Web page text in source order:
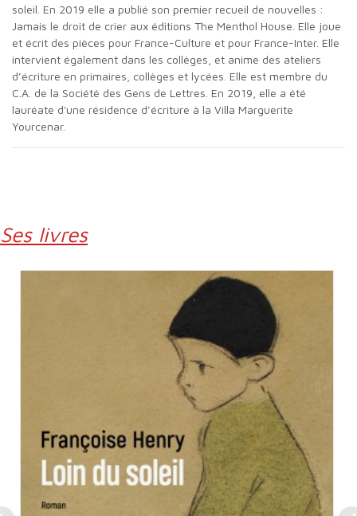
soleil. En 2019 elle a publié son premier recueil de nouvelles :
Jamais le droit de crier aux éditions The Menthol House. Elle joue
et écrit des pièces pour France-Culture et pour France-Inter. Elle
intervient également dans les collèges, et anime des ateliers
d’écriture en primaires, collèges et lycées. Elle est membre du
C.A. de la Société des Gens de Lettres. En 2019, elle a été
lauréate d'une résidence d’écriture à la Villa Marguerite
Yourcenar.
Ses livres